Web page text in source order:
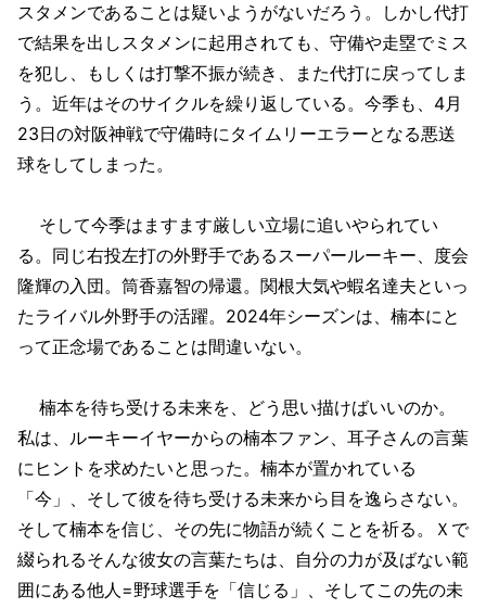
スタメンであることは疑いようがないだろう。しかし代打
で結果を出しスタメンに起用されても、守備や走塁でミス
を犯し、もしくは打撃不振が続き、また代打に戻ってしま
う。近年はそのサイクルを繰り返している。今季も、4月
23日の対阪神戦で守備時にタイムリーエラーとなる悪送
球をしてしまった。
そして今季はますます厳しい立場に追いやられてい
る。同じ右投左打の外野手であるスーパールーキー、度会
隆輝の入団。筒香嘉智の帰還。関根大気や蝦名達夫といっ
たライバル外野手の活躍。2024年シーズンは、楠本にと
って正念場であることは間違いない。
楠本を待ち受ける未来を、どう思い描けばいいのか。
私は、ルーキーイヤーからの楠本ファン、耳子さんの言葉
にヒントを求めたいと思った。楠本が置かれている
「今」、そして彼を待ち受ける未来から目を逸らさない。
そして楠本を信じ、その先に物語が続くことを祈る。Ｘで
綴られるそんな彼女の言葉たちは、自分の力が及ばない範
囲にある他人=野球選手を「信じる」、そしてこの先の未